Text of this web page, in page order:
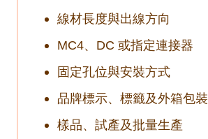
線材長度與出線方向
MC4、DC 或指定連接器
固定孔位與安裝方式
品牌標示、標籤及外箱包裝
樣品、試產及批量生產